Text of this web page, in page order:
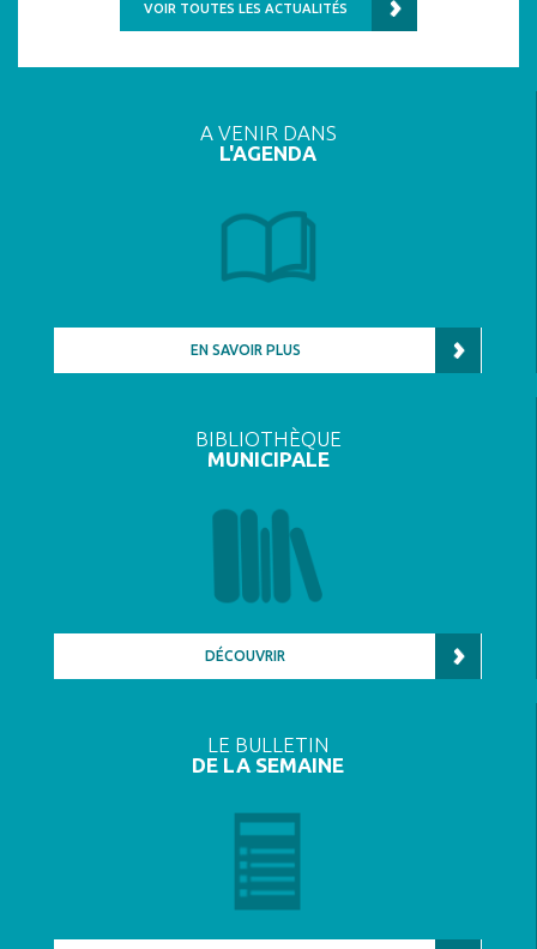
VOIR TOUTES LES ACTUALITÉS
A VENIR DANS
L'AGENDA
EN SAVOIR PLUS
BIBLIOTHÈQUE
MUNICIPALE
DÉCOUVRIR
LE BULLETIN
DE LA SEMAINE